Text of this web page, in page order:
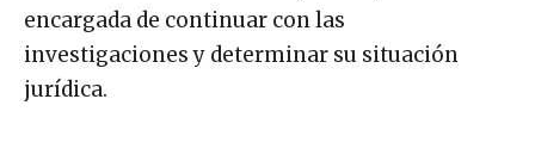
encargada de continuar con las
investigaciones y determinar su situación
jurídica.